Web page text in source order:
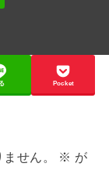
Pocket
せん。 ※ が